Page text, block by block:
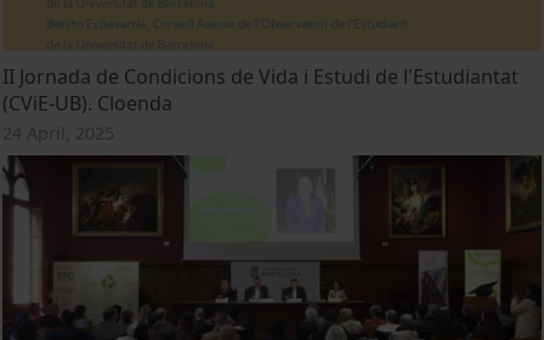
II Jornada de Condicions de Vida i Estudi de l'Estudiantat
(CViE-UB). Cloenda
24 April, 2025